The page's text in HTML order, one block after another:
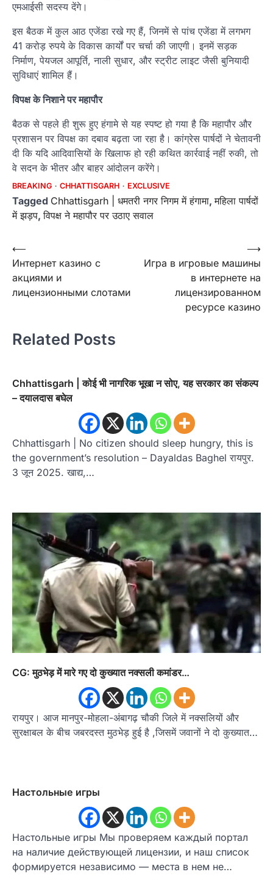
एमआईसी सदस्य देंगे।
इस बैठक में कुल आठ एजेंडा रखे गए हैं, जिनमें से पांच एजेंडा में लगभग
41 करोड़ रुपये के विकास कार्यों पर चर्चा की जाएगी। इनमें सड़क
निर्माण, पेयजल आपूर्ति, नाली सुधार, और स्ट्रीट लाइट जैसी बुनियादी
सुविधाएं शामिल हैं।
विपक्ष के निशाने पर महापौर
बैठक से पहले ही शुरू हुए हंगामे से यह स्पष्ट हो गया है कि महापौर और
प्रशासन पर विपक्ष का दबाव बढ़ता जा रहा है। कांग्रेस पार्षदों ने चेतावनी
दी कि यदि आदिवासियों के खिलाफ हो रही कथित कार्रवाई नहीं रुकी, तो
वे सदन के भीतर और बाहर आंदोलन करेंगे।
BREAKING CHHATTISGARH EXCLUSIVE
Tagged Chhattisgarh | धमतरी नगर निगम में हंगामा,महिला पार्षदों
में झड़प,विपक्ष ने महापौर पर उठाए सवाल
Post
navigation
⟵
Интернет казино с
акциями и
лицензионными слотами
Игра в игровые машины
в интернете на
лицензированном
ресурсе казино
⟶
Related Posts
Chhattisgarh | कोई भी नागरिक भूखा न सोए, यह सरकार का संकल्प
– दयालदास बघेल
Chhattisgarh | No citizen should sleep hungry, this is
the government’s resolution – Dayaldas Baghel रायपुर.
3 जून 2025. खाद्य,…
CG: मुठभेड़ में मारे गए दो कुख्यात नक्सली कमांडर…
रायपुर। आज मानपुर-मोहला-अंबागढ़ चौकी जिले में नक्सलियों और
सुरक्षाबल के बीच जबरदस्त मुठभेड़ हुई है ,जिसमें जवानों ने दो कुख्यात…
Настольные игры
Настольные игры Мы проверяем каждый портал
на наличие действующей лицензии, и наш список
формируется независимо — места в нем не…